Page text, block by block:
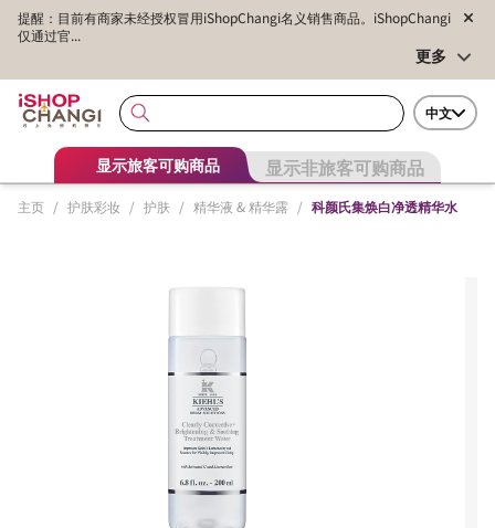
提醒：目前有商家未经授权冒用iShopChangi名义销售商品。iShopChangi
仅通过官...
更多
中文
显示旅客可购商品 显示非旅客可购商品
主页 / 护肤彩妆 / 护肤 / 精华液 & 精华露 / 科颜氏集焕白净透精华水